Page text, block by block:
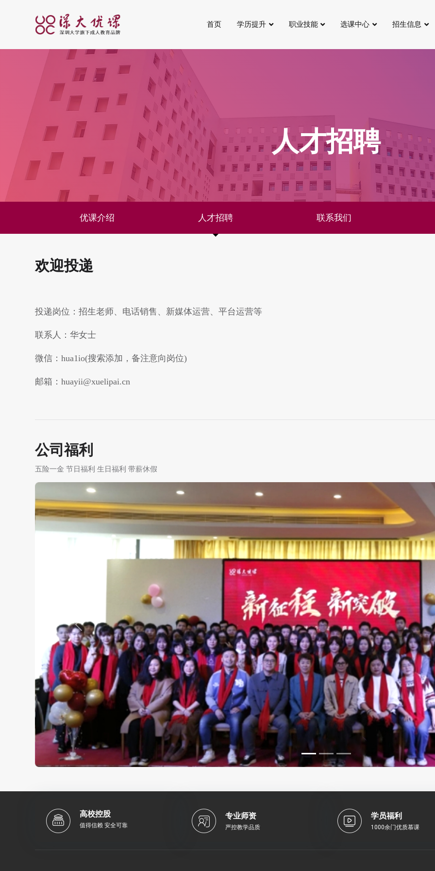
首页 学历提升 职业技能 选课中心 招生信息
人才招聘
优课介绍 人才招聘 联系我们
欢迎投递
投递岗位：招生老师、电话销售、新媒体运营、平台运营等
联系人：华女士
微信：hua1io(搜索添加，备注意向岗位)
邮箱：huayii@xuelipai.cn
公司福利
五险一金 节日福利 生日福利 带薪休假
Previous
高校控股
值得信赖 安全可靠
专业师资
严控教学品质
学员福利
1000余门优质慕课